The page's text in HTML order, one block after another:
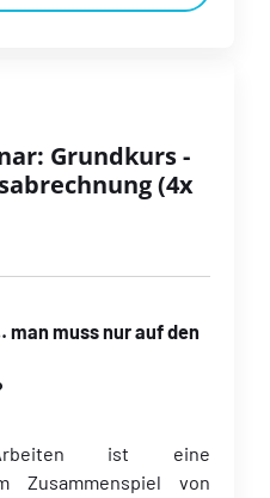
Grundkurs -
(4x
man muss nur auf den
Arbeiten ist eine
Zusammenspiel von